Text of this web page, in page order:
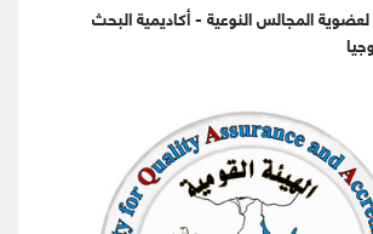
المجالس النوعية - أكاديمية البحث